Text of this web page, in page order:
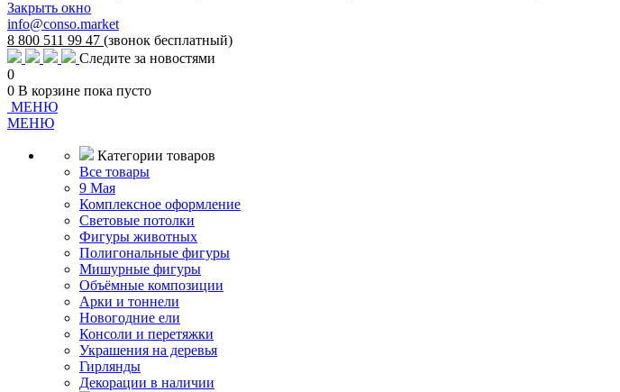
Закрыть окно
info@conso.market
8 800 511 99 47 (звонок бесплатный)
Следите за новостями
0
0 В корзине пока пусто
МЕНЮ
МЕНЮ
Категории товаров
Все товары
9 Мая
Комплексное оформление
Световые потолки
Фигуры животных
Полигональные фигуры
Мишурные фигуры
Объёмные композиции
Арки и тоннели
Новогодние ели
Консоли и перетяжки
Украшения на деревья
Гирлянды
Декорации в наличии